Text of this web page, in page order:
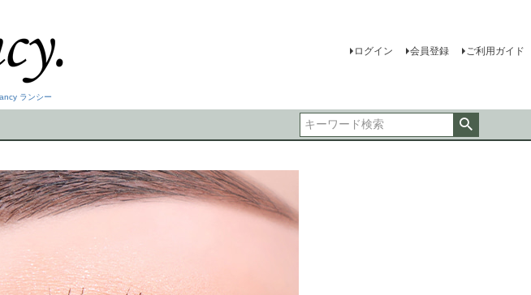
ランシー
ログイン 会員登録 ご利用ガイド